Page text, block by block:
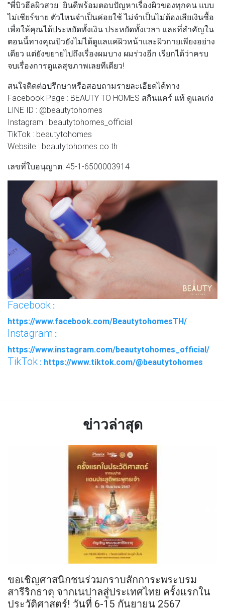
"พี่บิวฮีลผิวสวย" ยินดีพร้อมตอบปัญหาเรื่องผิวของทุกคน แบบ
ไม่เชียร์ขาย ตัวไหนจำเป็นค่อยใช้ ไม่จำเป็นไม่ต้องเสียเงินซื้อ
เพื่อให้คุณได้ประหยัดทั้งเงิน ประหยัดทั้งเวลา และที่สำคัญใน
ตอนนี้ทางคุณบิวยังไม่ได้ดูแลแค่ผิวหน้าและผิวกายเพียงอย่าง
เดียว แต่ยังขยายไปถึงเรื่องผมบาง ผมร่วงอีก เรียกได้ว่าครบ
จบเรื่องการดูแลสุขภาพเลยทีเดียว!
สนใจติดต่อปรึกษาหรือสอบถามรายละเอียดได้ทาง
Facebook Page : BEAUTY TO HOMES สกินแคร์ แท้ ดูแลเก่ง
LINE ID : @beautytohomes
Instagram : beautytohomes_official
TikTok : beautytohomes
Website : beautytohomes.co.th
เลขที่ใบอนุญาต: 45-1-6500003914
Facebook :
https://www.facebook.com/BeautytohomesTH/
Instagram :
https://www.instagram.com/beautytohomes_official/
TikTok : https://www.tiktok.com/@beautytohomes
ข่าวล่าสุด
ขอเชิญศาสนิกชนร่วมกราบสักการะพระบรม
สารีริกธาตุ จากเนปาลสู่ประเทศไทย ครั้งแรกใน
ประวัติศาสตร์! วันที่ 6-15 กันยายน 2567